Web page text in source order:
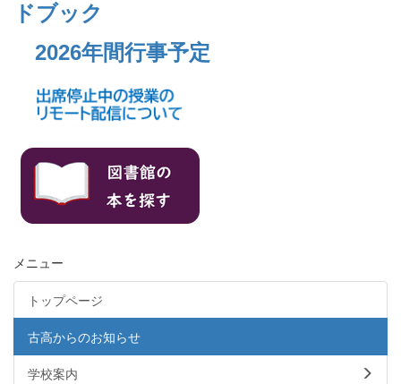
ドブック
2026年間行事予定
メニュー
トップページ
古高からのお知らせ
学校案内